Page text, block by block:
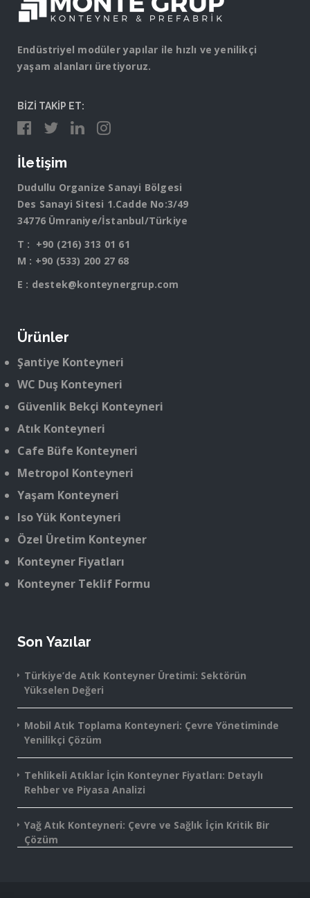
Endüstriyel modüler yapılar ile hızlı ve yenilikçi
yaşam alanları üretiyoruz.
BİZİ TAKİP ET:
İletişim
Dudullu Organize Sanayi Bölgesi
Des Sanayi Sitesi 1.Cadde No:3/49
34776 Ümraniye/İstanbul/Türkiye
T : +90 (216) 313 01 61
M : +90 (533) 200 27 68
E : destek@konteynergrup.com
Ürünler
Şantiye Konteyneri
WC Duş Konteyneri
Güvenlik Bekçi Konteyneri
Atık Konteyneri
Cafe Büfe Konteyneri
Metropol Konteyneri
Yaşam Konteyneri
Iso Yük Konteyneri
Özel Üretim Konteyner
Konteyner Fiyatları
Konteyner Teklif Formu
Son Yazılar
Türkiye’de Atık Konteyner Üretimi: Sektörün
Yükselen Değeri
Mobil Atık Toplama Konteyneri: Çevre Yönetiminde
Yenilikçi Çözüm
Tehlikeli Atıklar İçin Konteyner Fiyatları: Detaylı
Rehber ve Piyasa Analizi
Yağ Atık Konteyneri: Çevre ve Sağlık İçin Kritik Bir
Çözüm